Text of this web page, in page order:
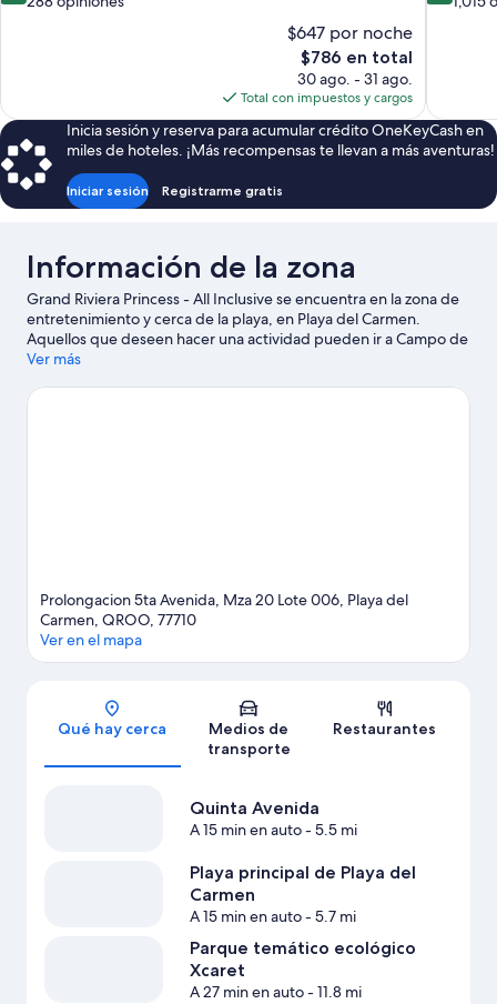
$647 por noche
El
precio
actual
es
de
$786
$786 en total
30 ago. - 31 ago.
Total con impuestos y cargos
Inicia sesión y reserva para acumular crédito OneKeyCash en
miles de hoteles. ¡Más recompensas te llevan a más aventuras!
Iniciar sesión Registrarme gratis
Información de la zona
Grand Riviera Princess - All Inclusive se encuentra en la zona de
entretenimiento y cerca de la playa, en Playa del Carmen.
Aquellos que deseen hacer una actividad pueden ir a Campo de
golf El Camaleón Mayakoba y Parque temático Xplor, mientras
pueden visitar Playa principal de Playa del Carmen y Parque
Ver más
Prolongacion 5ta Avenida, Mza 20 Lote 006, Playa del
Carmen, QROO, 77710
Ver en el mapa
Qué hay cerca
Medios de
transporte
Restaurantes
Quinta Avenida
A 15 min en auto- 5.5 mi
Playa principal de Playa del
Carmen
A 15 min en auto- 5.7 mi
Parque temático ecológico
Xcaret
A 27 min en auto- 11.8 mi